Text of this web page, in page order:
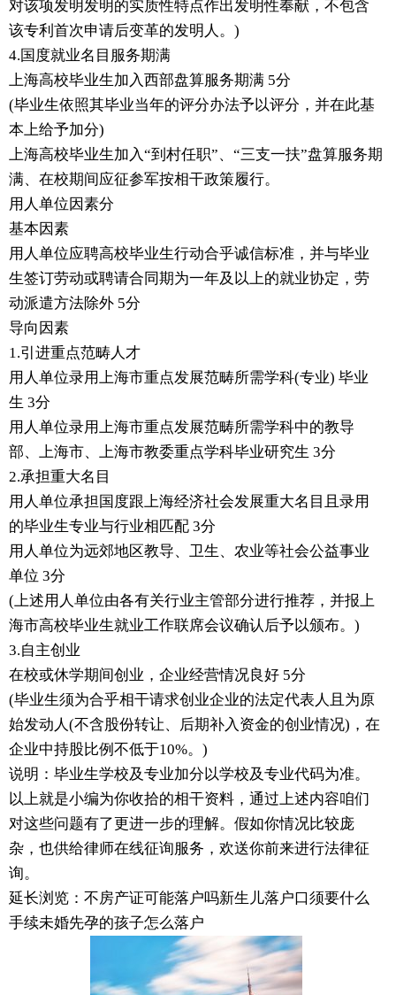
对该项发明发明的实质性特点作出发明性奉献，不包含
该专利首次申请后变革的发明人。)
4.国度就业名目服务期满
上海高校毕业生加入西部盘算服务期满 5分
(毕业生依照其毕业当年的评分办法予以评分，并在此基
本上给予加分)
上海高校毕业生加入“到村任职”、“三支一扶”盘算服务期
满、在校期间应征参军按相干政策履行。
用人单位因素分
基本因素
用人单位应聘高校毕业生行动合乎诚信标准，并与毕业
生签订劳动或聘请合同期为一年及以上的就业协定，劳
动派遣方法除外 5分
导向因素
1.引进重点范畴人才
用人单位录用上海市重点发展范畴所需学科(专业) 毕业
生 3分
用人单位录用上海市重点发展范畴所需学科中的教导
部、上海市、上海市教委重点学科毕业研究生 3分
2.承担重大名目
用人单位承担国度跟上海经济社会发展重大名目且录用
的毕业生专业与行业相匹配 3分
用人单位为远郊地区教导、卫生、农业等社会公益事业
单位 3分
(上述用人单位由各有关行业主管部分进行推荐，并报上
海市高校毕业生就业工作联席会议确认后予以颁布。)
3.自主创业
在校或休学期间创业，企业经营情况良好 5分
(毕业生须为合乎相干请求创业企业的法定代表人且为原
始发动人(不含股份转让、后期补入资金的创业情况)，在
企业中持股比例不低于10%。)
说明：毕业生学校及专业加分以学校及专业代码为准。
以上就是小编为你收拾的相干资料，通过上述内容咱们
对这些问题有了更进一步的理解。假如你情况比较庞
杂，也供给律师在线征询服务，欢送你前来进行法律征
询。
延长浏览：不房产证可能落户吗新生儿落户口须要什么
手续未婚先孕的孩子怎么落户